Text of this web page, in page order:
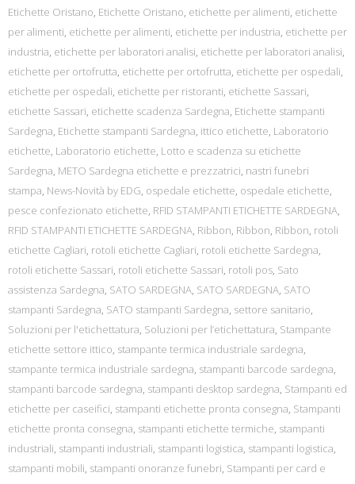
Etichette Oristano, Etichette Oristano, etichette per alimenti, etichette
per alimenti, etichette per alimenti, etichette per industria, etichette per
industria, etichette per laboratori analisi, etichette per laboratori analisi,
etichette per ortofrutta, etichette per ortofrutta, etichette per ospedali,
etichette per ospedali, etichette per ristoranti, etichette Sassari,
etichette Sassari, etichette scadenza Sardegna, Etichette stampanti
Sardegna, Etichette stampanti Sardegna, ittico etichette, Laboratorio
etichette, Laboratorio etichette, Lotto e scadenza su etichette
Sardegna, METO Sardegna etichette e prezzatrici, nastri funebri
stampa, News-Novità by EDG, ospedale etichette, ospedale etichette,
pesce confezionato etichette, RFID STAMPANTI ETICHETTE SARDEGNA,
RFID STAMPANTI ETICHETTE SARDEGNA, Ribbon, Ribbon, Ribbon, rotoli
etichette Cagliari, rotoli etichette Cagliari, rotoli etichette Sardegna,
rotoli etichette Sassari, rotoli etichette Sassari, rotoli pos, Sato
assistenza Sardegna, SATO SARDEGNA, SATO SARDEGNA, SATO
stampanti Sardegna, SATO stampanti Sardegna, settore sanitario,
Soluzioni per l'etichettatura, Soluzioni per l’etichettatura, Stampante
etichette settore ittico, stampante termica industriale sardegna,
stampante termica industriale sardegna, stampanti barcode sardegna,
stampanti barcode sardegna, stampanti desktop sardegna, Stampanti ed
etichette per caseifici, stampanti etichette pronta consegna, Stampanti
etichette pronta consegna, stampanti etichette termiche, stampanti
industriali, stampanti industriali, stampanti logistica, stampanti logistica,
stampanti mobili, stampanti onoranze funebri, Stampanti per card e